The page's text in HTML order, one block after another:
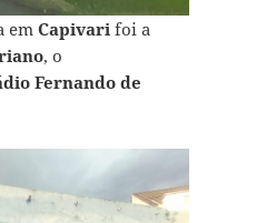
em Capivarifoi a
, o
Fernando de